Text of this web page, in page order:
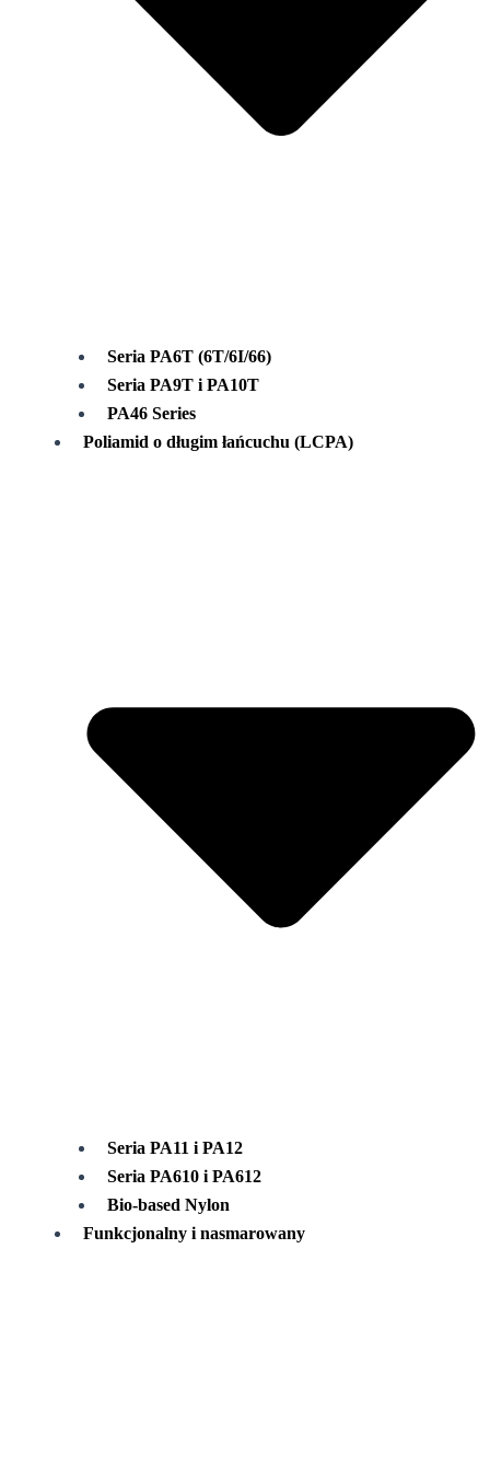
Seria PA6T (6T/6I/66)
Seria PA9T i PA10T
PA46 Series
Poliamid o długim łańcuchu (LCPA)
Seria PA11 i PA12
Seria PA610 i PA612
Bio-based Nylon
Funkcjonalny i nasmarowany